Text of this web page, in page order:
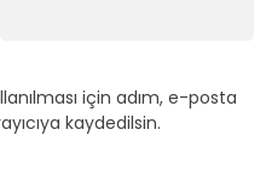
için adım, e-posta
kaydedilsin.